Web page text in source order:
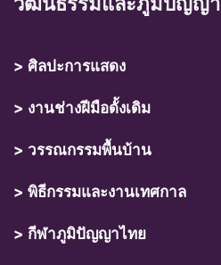
> ศิลปะการแสดง
> งานช่างฝีมือดั้งเดิม
> วรรณกรรมพื้นบ้าน
> พิธีกรรมและงานเทศกาล
> กีฬาภูมิปัญญาไทย